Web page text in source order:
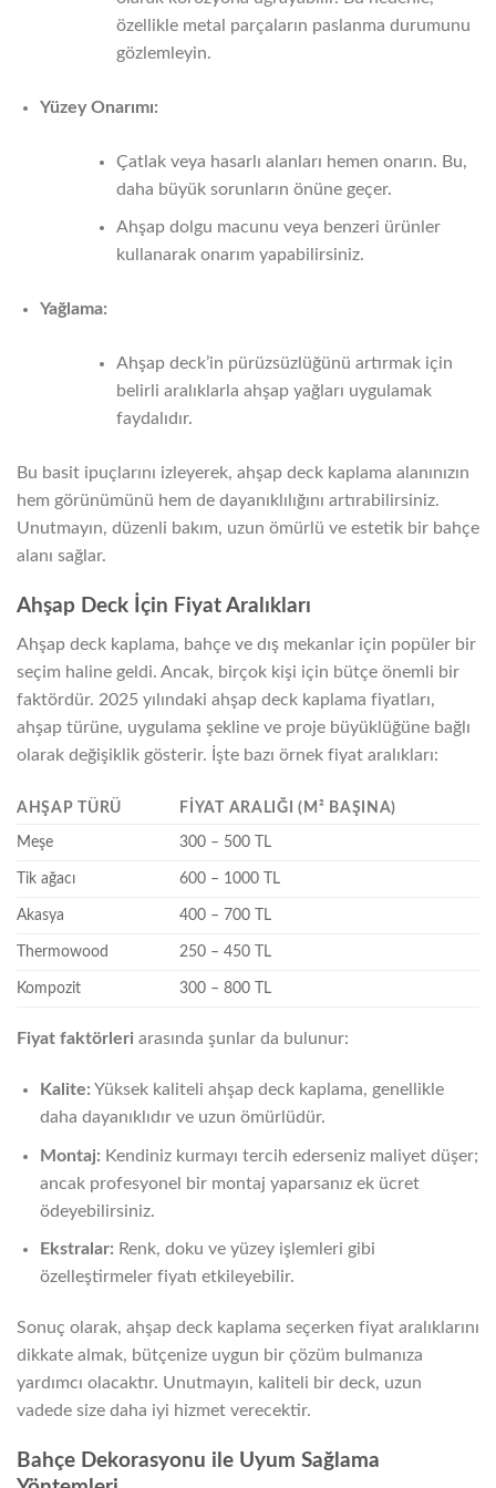
özellikle metal parçaların paslanma durumunu
gözlemleyin.
Yüzey Onarımı:
Çatlak veya hasarlı alanları hemen onarın. Bu,
daha büyük sorunların önüne geçer.
Ahşap dolgu macunu veya benzeri ürünler
kullanarak onarım yapabilirsiniz.
Yağlama:
Ahşap deck’in pürüzsüzlüğünü artırmak için
belirli aralıklarla ahşap yağları uygulamak
faydalıdır.
Bu basit ipuçlarını izleyerek, ahşap deck kaplama alanınızın
hem görünümünü hem de dayanıklılığını artırabilirsiniz.
Unutmayın, düzenli bakım, uzun ömürlü ve estetik bir bahçe
alanı sağlar.
Ahşap Deck İçin Fiyat Aralıkları
Ahşap deck kaplama, bahçe ve dış mekanlar için popüler bir
seçim haline geldi. Ancak, birçok kişi için bütçe önemli bir
faktördür. 2025 yılındaki ahşap deck kaplama fiyatları,
ahşap türüne, uygulama şekline ve proje büyüklüğüne bağlı
olarak değişiklik gösterir. İşte bazı örnek fiyat aralıkları:
AHŞAP TÜRÜ FIYAT ARALIĞI (M² BAŞINA)
Meşe 300 – 500 TL
Tik ağacı 600 – 1000 TL
Akasya 400 – 700 TL
Thermowood 250 – 450 TL
Kompozit 300 – 800 TL
Fiyat faktörleri arasında şunlar da bulunur:
Kalite: Yüksek kaliteli ahşap deck kaplama, genellikle
daha dayanıklıdır ve uzun ömürlüdür.
Montaj: Kendiniz kurmayı tercih ederseniz maliyet düşer;
ancak profesyonel bir montaj yaparsanız ek ücret
ödeyebilirsiniz.
Ekstralar: Renk, doku ve yüzey işlemleri gibi
özelleştirmeler fiyatı etkileyebilir.
Sonuç olarak, ahşap deck kaplama seçerken fiyat aralıklarını
dikkate almak, bütçenize uygun bir çözüm bulmanıza
yardımcı olacaktır. Unutmayın, kaliteli bir deck, uzun
vadede size daha iyi hizmet verecektir.
Bahçe Dekorasyonu ile Uyum Sağlama